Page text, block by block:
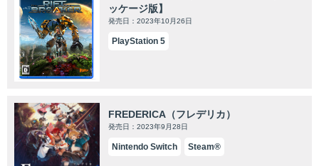
ッケージ版】
発売日：2023年10月26日
PlayStation 5
FREDERICA（フレデリカ）
発売日：2023年9月28日
Nintendo Switch Steam®